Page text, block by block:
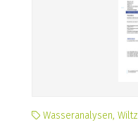
Wasseranalysen, Wiltz